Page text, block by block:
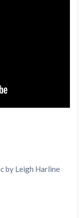
by Leigh Harline